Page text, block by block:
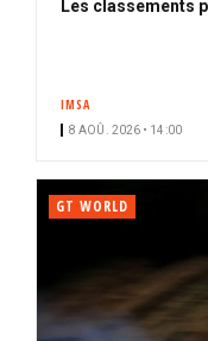
Les classements
IMSA
8 AOÛ. 2026 • 14:00
GT WORLD